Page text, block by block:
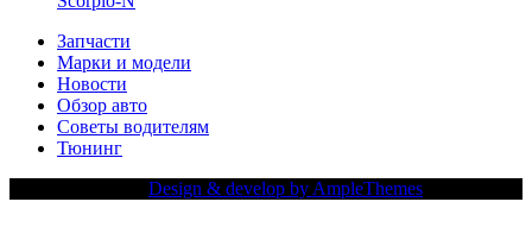
Запчасти
Марки и модели
Новости
Обзор авто
Советы водителям
Тюнинг
Design & develop by AmpleThemes